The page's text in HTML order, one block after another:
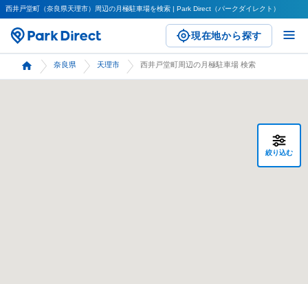
西井戸堂町（奈良県天理市）周辺の月極駐車場を検索 | Park Direct（パークダイレクト）
現在地から探す
奈良県 天理市 西井戸堂町周辺の月極駐車場 検索
絞り込む